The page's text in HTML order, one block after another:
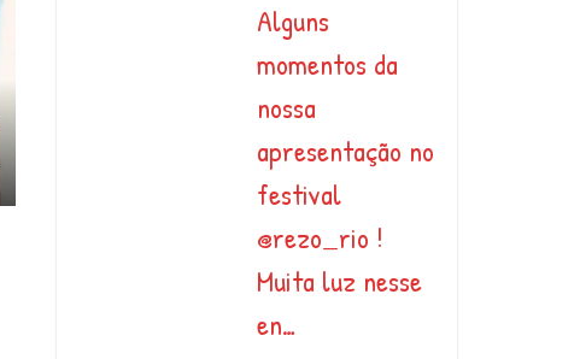
Alguns
momentos da
nossa
apresentação no
festival
@rezo_rio !
Muita luz nesse
en…